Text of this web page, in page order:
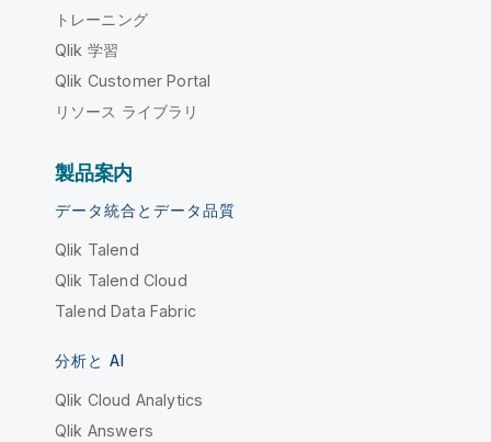
トレーニング
Qlik 学習
Qlik Customer Portal
リソース ライブラリ
製品案内
データ統合とデータ品質
Qlik Talend
Qlik Talend Cloud
Talend Data Fabric
分析と AI
Qlik Cloud Analytics
Qlik Answers